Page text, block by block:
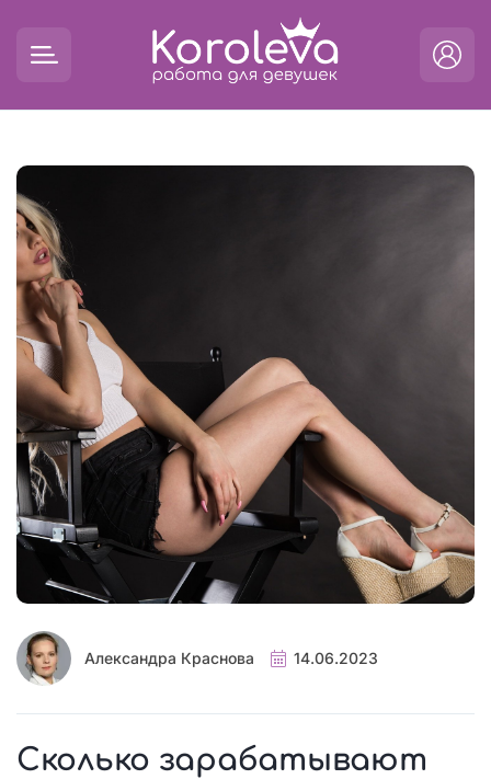
Александра Краснова 14.06.2023
Сколько зарабатывают